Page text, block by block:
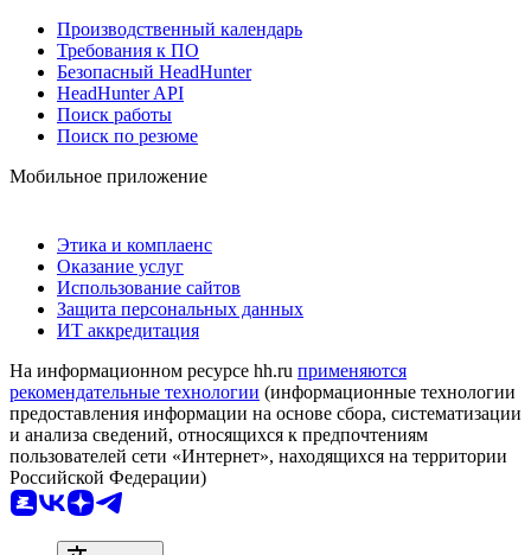
Производственный календарь
Требования к ПО
Безопасный HeadHunter
HeadHunter API
Поиск работы
Поиск по резюме
Мобильное приложение
Этика и комплаенс
Оказание услуг
Использование сайтов
Защита персональных данных
ИТ аккредитация
На информационном ресурсе hh.ru применяются
рекомендательные технологии (информационные технологии
предоставления информации на основе сбора, систематизации
и анализа сведений, относящихся к предпочтениям
пользователей сети «Интернет», находящихся на территории
Российской Федерации)